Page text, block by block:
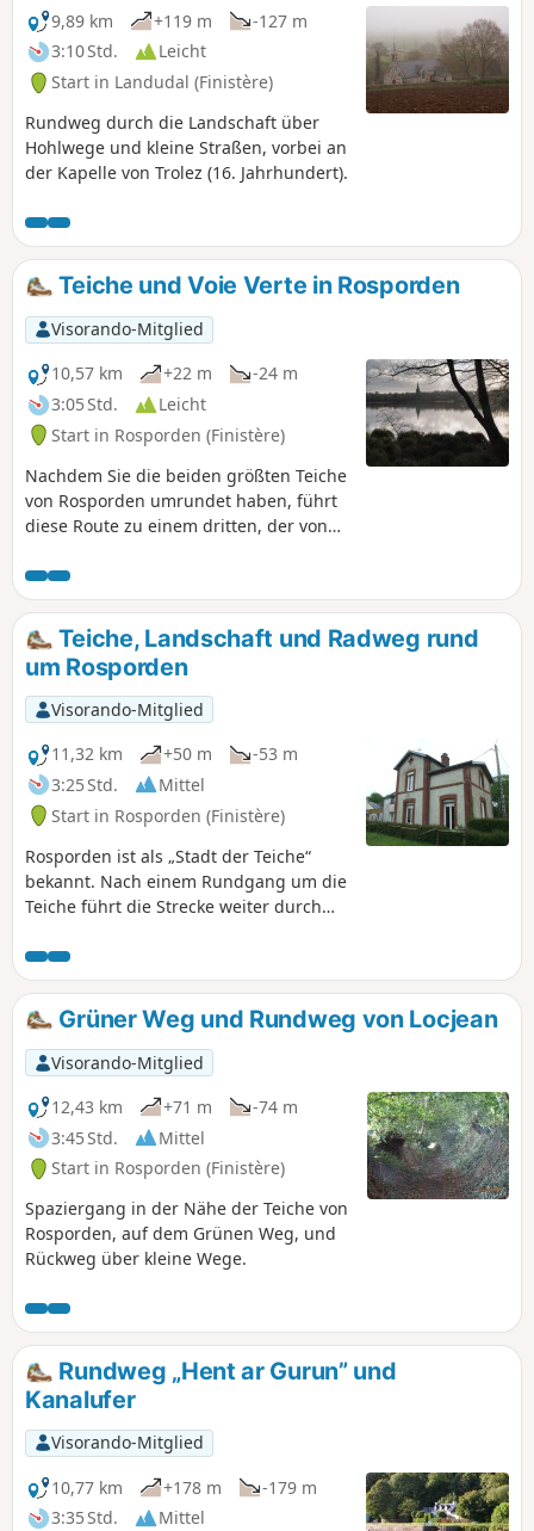
9,89 km
+119 m
-127 m
3:10 Std.
Leicht
Start in Landudal (Finistère)
Rundweg durch die Landschaft über
Hohlwege und kleine Straßen, vorbei an
der Kapelle von Trolez (16. Jahrhundert).
Teiche und Voie Verte in Rosporden
Visorando-Mitglied
10,57 km
+22 m
-24 m
3:05 Std.
Leicht
Start in Rosporden (Finistère)
Nachdem Sie die beiden größten Teiche
von Rosporden umrundet haben, führt
diese Route zu einem dritten, der von
führt weiter durch die Landschaft auf
wenig begehenen kleinen Straßen und
Feldwegen. Vom ehemaligen Bahnhof
Locjean aus erfolgt der Rückweg
gemächlich über den „Voie Verte“.
Einfache Strecke, für Familien geeignet.
Teiche, Landschaft und Radweg rund
um Rosporden
Visorando-Mitglied
11,32 km
+50 m
-53 m
3:25 Std.
Mittel
Start in Rosporden (Finistère)
Rosporden ist als „Stadt der Teiche“
bekannt. Nach einem Rundgang um die
Teiche führt die Strecke weiter durch
Kapelle von Locjean. Der Rückweg
erfolgt über den Radweg und am Ende
der Teiche entlang.
Grüner Weg und Rundweg von Locjean
Visorando-Mitglied
12,43 km
+71 m
-74 m
3:45 Std.
Mittel
Start in Rosporden (Finistère)
Spaziergang in der Nähe der Teiche von
Rosporden, auf dem Grünen Weg, und
Rückweg über kleine Wege.
Rundweg „Hent ar Gurun” und
Kanalufer
Visorando-Mitglied
10,77 km
+178 m
-179 m
3:35 Std.
Mittel